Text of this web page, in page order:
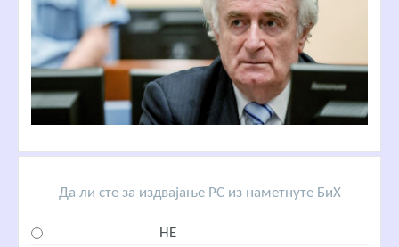
Да ли сте за издвајање РС из наметнуте БиХ
НЕ